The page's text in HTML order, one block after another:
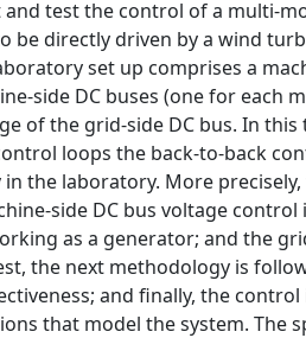
test the control of a multi-
be directly driven by a wind
set up comprises a
side DC buses (one for each
of the grid-side DC bus. In
loops the back-to-back
the laboratory. More
side DC bus voltage
as a generator; and the
the next methodology is
and finally, the
that model the system. The